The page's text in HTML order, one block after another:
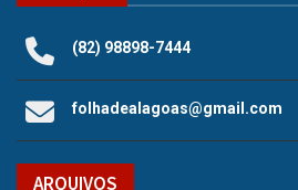
(82) 98898-7444
folhadealagoas@gmail.com
ARQUIVOS